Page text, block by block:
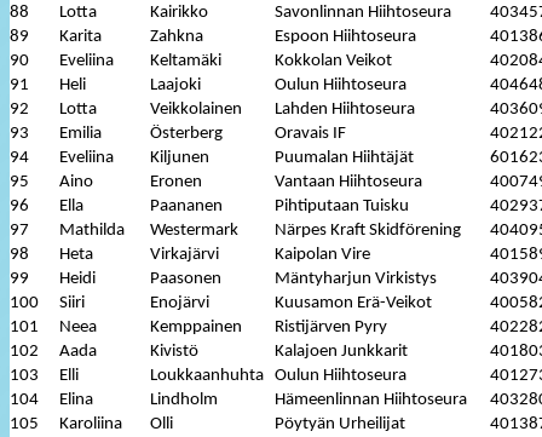
88
Lotta Kairikko Savonlinnan Hiihtoseura
89
Karita Zahkna Espoon Hiihtoseura
90
Eveliina Keltamäki Kokkolan Veikot
91
Heli Laajoki Oulun Hiihtoseura
92
Lotta Veikkolainen Lahden Hiihtoseura
93
Emilia Österberg Oravais IF
94
Eveliina Kiljunen Puumalan Hiihtäjät
95
Aino Eronen Vantaan Hiihtoseura
96
Ella Paananen Pihtiputaan Tuisku
97
Mathilda Westermark Närpes Kraft Skidförening
98
Heta Virkajärvi Kaipolan Vire
99
Heidi Paasonen Mäntyharjun Virkistys
100
Siiri Enojärvi Kuusamon Erä-Veikot
101
Neea Kemppainen Ristijärven Pyry
102
Aada Kivistö Kalajoen Junkkarit
103
Elli Loukkaanhuhta Oulun Hiihtoseura
104
Elina Lindholm Hämeenlinnan Hiihtoseura
105
Karoliina Olli Pöytyän Urheilijat